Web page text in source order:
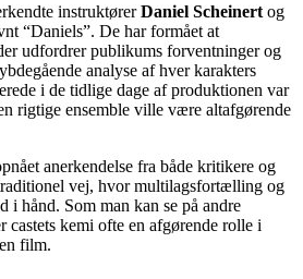
instruktørerDaniel Scheinert og
“Daniels”. De har formået at
udfordrer publikums forventninger og
analyse af hver karakters
i de tidlige dage af produktionen var
rigtige ensemble ville være altafgørende
anerkendelse fra både kritikere og
vej, hvor multilagsfortælling og
i hånd. Som man kan se på andre
castets kemi ofte en afgørende rolle i
film.